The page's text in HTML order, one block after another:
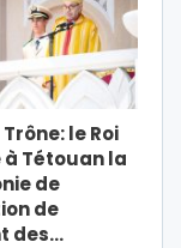
le Roi
Tétouan la
de
de
des…